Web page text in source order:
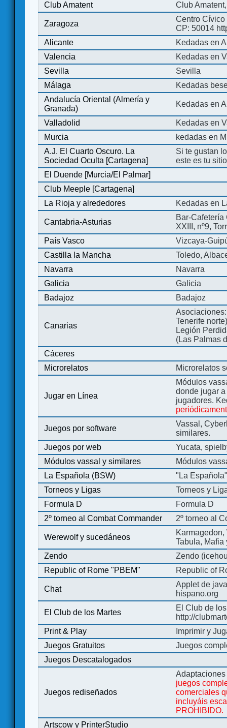
Club Amatent
Club
Zaragoza
Centro Cívico
CP: 50014
Alicante
Kedadas en
Valencia
Kedadas en
Sevilla
Sevilla
Málaga
Kedadas
Andalucía Oriental (Almería y
Granada)
Kedadas en
Valladolid
Kedadas en
Murcia
kedadas en
A.J. El Cuarto Oscuro. La
Sociedad Oculta [Cartagena]
Si te gustan
este es tu
El Duende [Murcia/El Palmar]
Club Meeple [Cartagena]
La Rioja y alrededores
Kedadas en
Cantabria-Asturias
Bar-
XXIII, nº9,
País Vasco
Vizcaya-
Castilla la Mancha
Toledo,
Navarra
Navarra
Galicia
Galicia
Badajoz
Badajoz
Canarias
Tenerife
Legión
(Las Palmas
Cáceres
Microrelatos
Microrelatos
Jugar en Línea
Módulos
donde jugar
jugadores.
Juegos por software
Vassal,
similares.
Juegos por web
Yucata,
Módulos vassal y similares
Módulos
La Española (BSW)
"La
Torneos y Ligas
Torneos y
Formula D
Formula D
2º torneo al Combat Commander
2º torneo al
Werewolf y sucedáneos
Tabula, Mafia
Zendo
Zendo
Republic of Rome "PBEM"
Republic of
Chat
Applet de
hispano.org
El Club de los Martes
El Club de
http://
Print & Play
Imprimir y
Juegos Gratuitos
Juegos
Juegos Descatalogados
Juegos rediseñados
juegos
comerciales
incluyáis
PROHIBIDO.
Artscow y PrinterStudio